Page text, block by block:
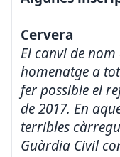
Cervera
El canvi de
homenatge a
fer possible el
de 2017. En
terribles
Guàrdia Civil